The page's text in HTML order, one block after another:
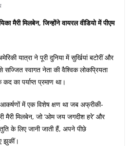
मैरी मिलबेन, जिन्होंने वायरल वीडियो में पीएम
यात्रा ने पूरी दुनिया में सुर्खियां बटोरीं और
सज्जित स्वागत नेता की वैश्विक लोकप्रियता
का पर्याप्त प्रमाण था।
आकर्षणों में एक विशेष क्षण था जब अफ्रीकी-
मैरी मिलबेन, जो ‘ओम जय जगदीश हरे’ और
के लिए जानी जाती हैं, अपने पीछे
झुकीं।